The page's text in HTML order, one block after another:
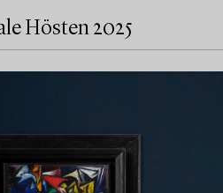
Hösten 2025